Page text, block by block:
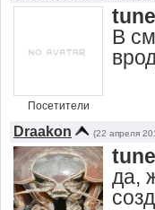
Посетители
В
Draakon (22 апреля
да,